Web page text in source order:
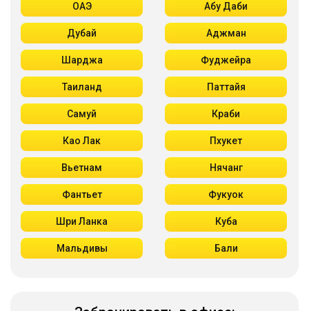
ОАЭ Абу Даби
Дубай Аджман
Шарджа Фуджейра
Таиланд Паттайя
Самуй Краби
Као Лак Пхукет
Вьетнам Нячанг
Фантьет Фукуок
Шри Ланка Куба
Мальдивы Бали